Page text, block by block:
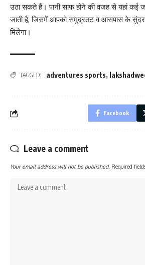
उठा सकते हैं। पानी साफ होने की वजह से यहां कई
जाती है, जिसमें आपको समुद्रतट व आसपास के सुंदर
मिलेगा।
TAGGED: adventures sports,
Facebook
Leave a comment
Your email address will not be published. Required